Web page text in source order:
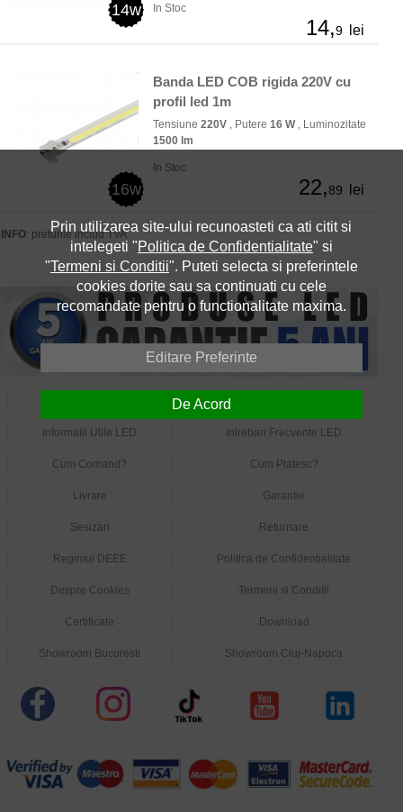
14w In Stoc
14,9 lei
16w
Banda LED COB rigida 220V cu
profil led 1m
Tensiune 220V , Putere 16 W, Luminozitate
1500 lm
In Stoc
22,89 lei
INFO: preturile includ TVA
Informatii Utile LED Intrebari Frecvente LED
Cum Comand? Cum Platesc?
Livrare Garantie
Sesizari Returnare
Regimul DEEE Politica de Confidentialitate
Despre Cookies Termeni si Conditii
Certificate Download
Showroom Bucuresti Showroom Cluj-Napoca
Prin utilizarea site-ului recunoasteti ca ati citit si
intelegeti "Politica de Confidentialitate" si
"Termeni si Conditii". Puteti selecta si preferintele
cookies dorite sau sa continuati cu cele
recomandate pentru o functionalitate maxima.
Editare Preferinte
De Acord